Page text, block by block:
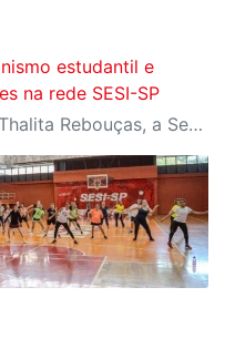
estudantil e
na rede SESI-SP
Com homenagens à escritora Thalita Rebouças, a Semana do Livro e da Biblioteca promove criatividade, produção autoral e diferentes formas de expressão entre estudantes da Educação Infantil à EJA